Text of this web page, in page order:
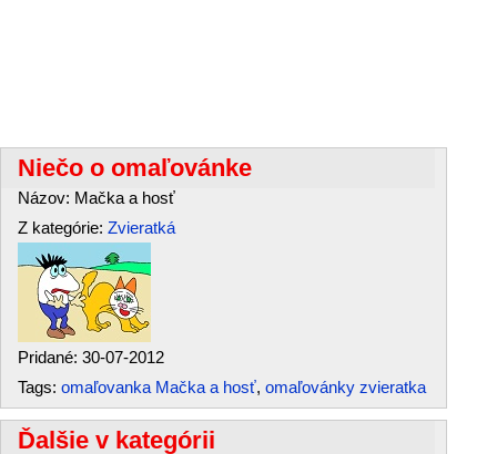
Niečo o omaľovánke
Názov: Mačka a hosť
Z kategórie: Zvieratká
Pridané: 30-07-2012
Tags: omaľovanka Mačka a hosť, omaľovánky zvieratka
Ďalšie v kategórii